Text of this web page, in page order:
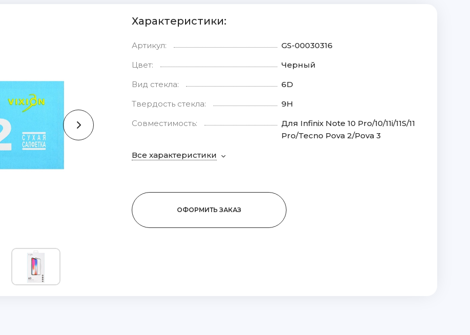
Характеристики:
Артикул:
GS-00030316
Цвет:
Черный
Вид стекла:
6D
Твердость стекла:
9H
Совместимость:
Для Infinix Note 10 Pro/10/11i/11S/11
Pro/Tecno Pova 2/Pova 3
Все характеристики
ОФОРМИТЬ ЗАКАЗ